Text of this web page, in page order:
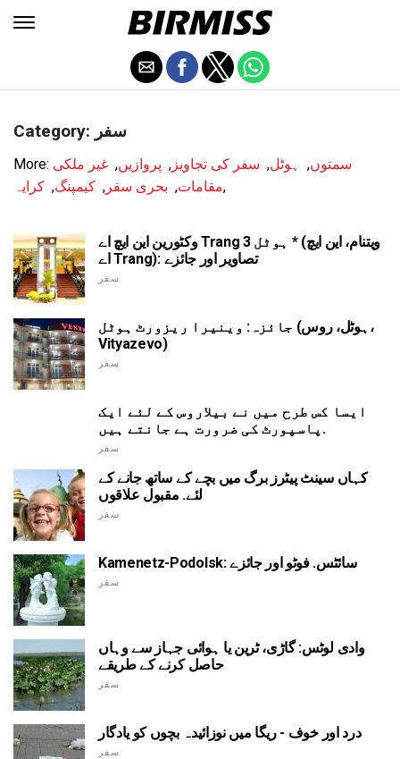
Category: سفر
More: سمتوں, ہوٹل, سفر کی تجاویز , پروازیں, غیر ملکی
مقامات, بحری سفر , کیمپنگ, کرایہ ,
وکٹورین این ایچ اے Trang ہوٹل 3 * (ویتنام، این ایچ
اے Trang): تصاویر اور جائزے
سفر
جائزہ: وینیرا ریزورٹ ہوٹل (ہوٹل، روس،
Vityazevo)
سفر
ایسا کس طرح میں نے بیلاروس کے لئے ایک
پاسپورٹ کی ضرورت ہے جانتے ہیں.
سفر
کہاں سینٹ پیٹرز برگ میں بچے کے ساتھ جانے کے
لئے. مقبول علاقوں
سفر
Kamenetz-Podolsk: سائٹس. فوٹو اور جائزے
سفر
وادی لوٹس: گاڑی، ٹرین یا ہوائی جہاز سے وہاں
حاصل کرنے کے طریقے
سفر
درد اور خوف - ریگا میں نوزائیدہ بچوں کو یادگار
سفر